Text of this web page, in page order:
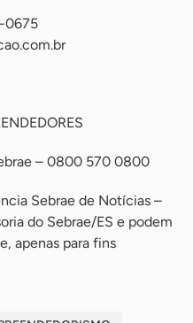
0675
– 0800 570 0800
Sebrae de Notícias –
do Sebrae/ES e podem
apenas para fins